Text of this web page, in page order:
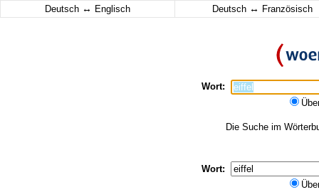
Deutsch ↔ Englisch Deutsch ↔ Französisch
Wort:
Die Suche im
Wort: